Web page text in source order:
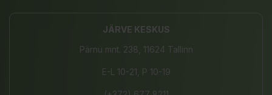
JÄRVE KESKUS
Pärnu mnt. 238, 11624 Tallinn
E-L 10-21, P 10-19